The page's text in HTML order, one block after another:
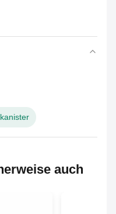
auch